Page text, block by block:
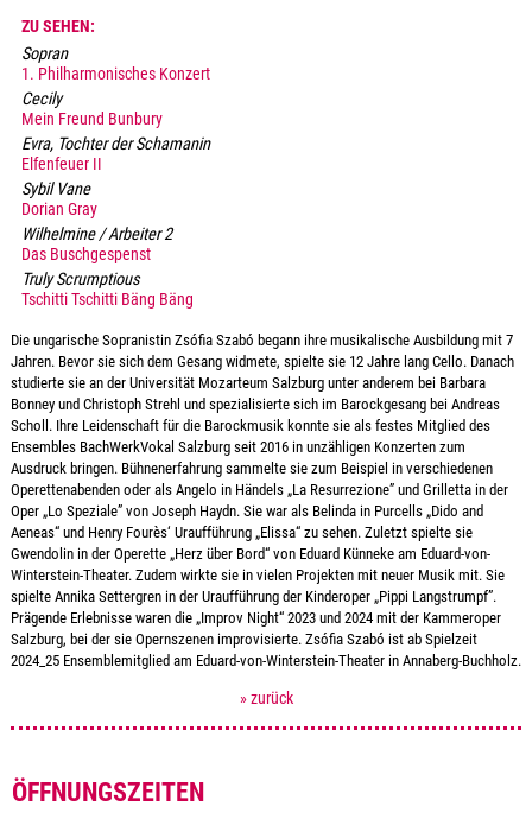
ZU SEHEN:
Sopran
1. Philharmonisches Konzert
Cecily
Mein Freund Bunbury
Evra, Tochter der Schamanin
Elfenfeuer II
Sybil Vane
Dorian Gray
Wilhelmine / Arbeiter 2
Das Buschgespenst
Truly Scrumptious
Tschitti Tschitti Bäng Bäng
Die ungarische Sopranistin Zsófia Szabó begann ihre musikalische Ausbildung mit 7
Jahren. Bevor sie sich dem Gesang widmete, spielte sie 12 Jahre lang Cello. Danach
studierte sie an der Universität Mozarteum Salzburg unter anderem bei Barbara
Bonney und Christoph Strehl und spezialisierte sich im Barockgesang bei Andreas
Scholl. Ihre Leidenschaft für die Barockmusik konnte sie als festes Mitglied des
Ensembles BachWerkVokal Salzburg seit 2016 in unzähligen Konzerten zum
Ausdruck bringen. Bühnenerfahrung sammelte sie zum Beispiel in verschiedenen
Operettenabenden oder als Angelo in Händels „La Resurrezione” und Grilletta in der
Oper „Lo Speziale” von Joseph Haydn. Sie war als Belinda in Purcells „Dido and
Aeneas“ und Henry Fourès‘ Uraufführung „Elissa“ zu sehen. Zuletzt spielte sie
Gwendolin in der Operette „Herz über Bord“ von Eduard Künneke am Eduard-von-
Winterstein-Theater. Zudem wirkte sie in vielen Projekten mit neuer Musik mit. Sie
spielte Annika Settergren in der Uraufführung der Kinderoper „Pippi Langstrumpf”.
Prägende Erlebnisse waren die „Improv Night“ 2023 und 2024 mit der Kammeroper
Salzburg, bei der sie Opernszenen improvisierte. Zsófia Szabó ist ab Spielzeit
2024_25 Ensemblemitglied am Eduard-von-Winterstein-Theater in Annaberg-Buchholz.
» zurück
ÖFFNUNGSZEITEN